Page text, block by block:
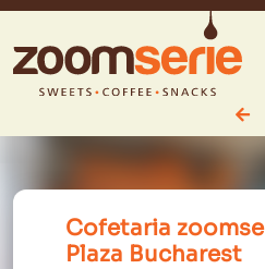
Cofetaria
Plaza Bucharest